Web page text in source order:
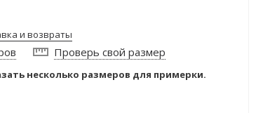
и возвраты
Проверь свой размер
несколько размеров для примерки.